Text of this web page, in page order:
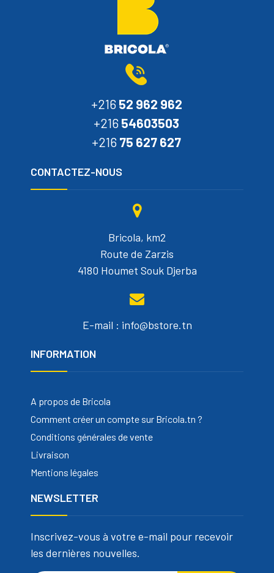
+216 52 962 962
+216 54603503
+216 75 627 627
CONTACTEZ-NOUS
Bricola, km2
Route de Zarzis
4180 Houmet Souk Djerba
E-mail : info@bstore.tn
INFORMATION
A propos de Bricola
Comment créer un compte sur Bricola.tn ?
Conditions générales de vente
Livraison
Mentions légales
NEWSLETTER
Inscrivez-vous à votre e-mail pour recevoir
les dernières nouvelles.